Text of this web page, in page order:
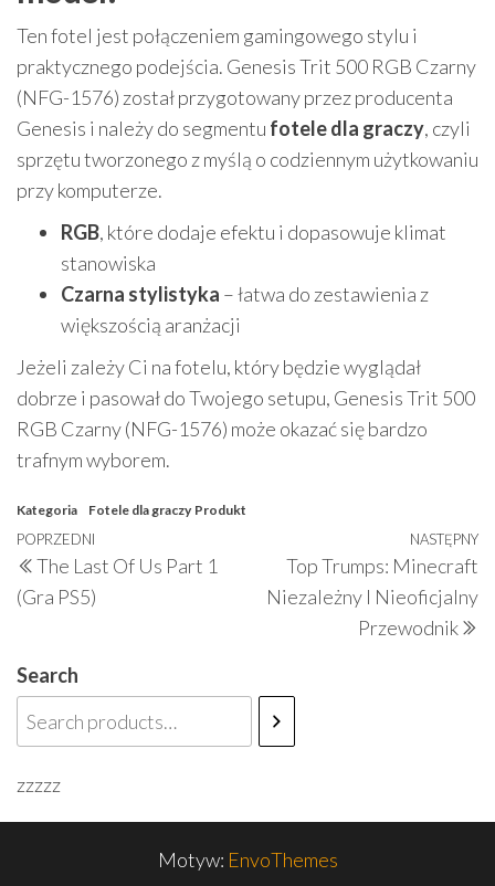
Ten fotel jest połączeniem gamingowego stylu i
praktycznego podejścia. Genesis Trit 500 RGB Czarny
(NFG-1576) został przygotowany przez producenta
Genesis i należy do segmentu fotele dla graczy, czyli
sprzętu tworzonego z myślą o codziennym użytkowaniu
przy komputerze.
RGB, które dodaje efektu i dopasowuje klimat
stanowiska
Czarna stylistyka – łatwa do zestawienia z
większością aranżacji
Jeżeli zależy Ci na fotelu, który będzie wyglądał
dobrze i pasował do Twojego setupu, Genesis Trit 500
RGB Czarny (NFG-1576) może okazać się bardzo
trafnym wyborem.
Kategoria Fotele dla graczy Produkt
Nawigacja
wpisu
Poprzedni
wpis
POPRZEDNI
The Last Of Us Part 1
(Gra PS5)
NASTĘPNY
Top Trumps: Minecraft
Niezależny I Nieoficjalny
Przewodnik
Search
zzzzz
Motyw: EnvoThemes